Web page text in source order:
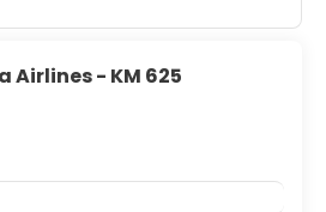
Airlines - KM 625